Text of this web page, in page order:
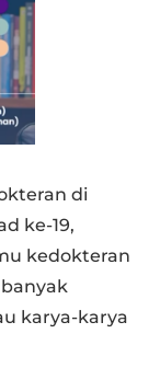
di
ke-19,
kedokteran
karya-karya